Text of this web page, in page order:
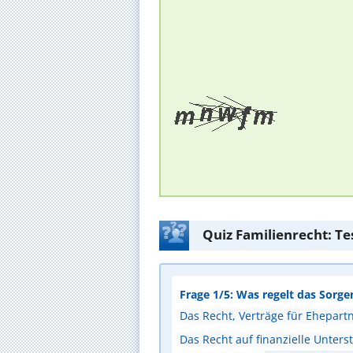
Quiz Familienrecht:
Frage 1/5: Was regelt das
Das Recht, Verträge für
Das Recht auf finanzielle